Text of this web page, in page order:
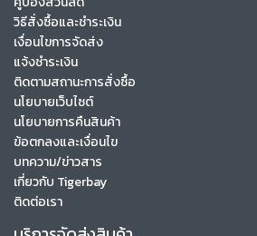
วิธีสั่งซื้อและชำระเงิน
เงื่อนไขการจัดส่ง
แจ้งชำระเงิน
ติดตามสถานะการสั่งซื้อ
นโยบายเว็บไซต์
นโยบายการคืนสินค้า
ข้อตกลงและเงื่อนไข
บทความ/ข่าวสาร
เกี่ยวกับ Tigerbay
ติดต่อเรา